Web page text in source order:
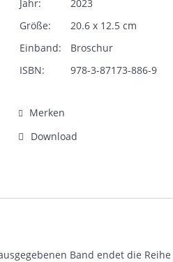
Jahr:
2023
Größe:
20.6 x 12.5 cm
Einband:
Broschur
ISBN:
978-3-87173-886-9
Merken
Download
Band endet die Reihe